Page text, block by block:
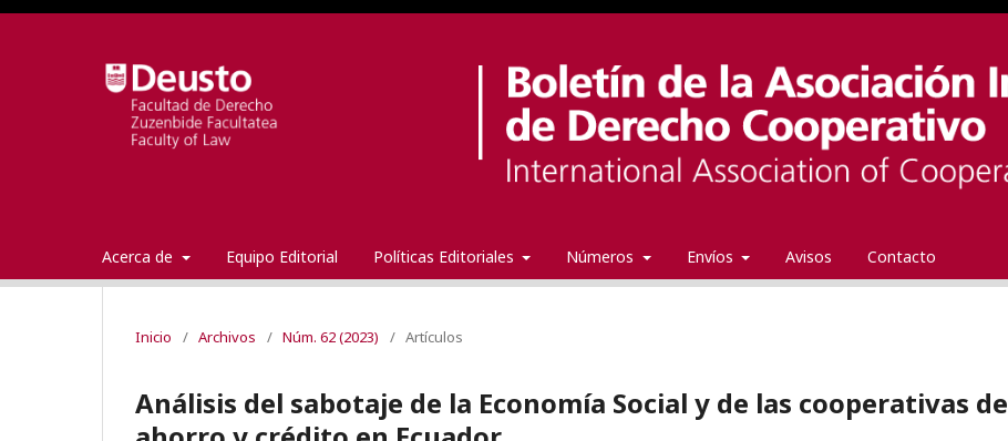
Acerca de Equipo Editorial Políticas Editoriales Números Envíos Avisos Contacto
Inicio / Archivos / Núm. 62 (2023) / Artículos
Análisis del sabotaje de la Economía Social y de las cooperativas de